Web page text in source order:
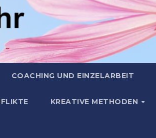
COACHING UND EINZELARBEIT
KREATIVE METHODEN